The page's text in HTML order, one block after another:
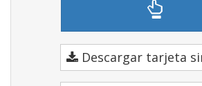
Descargar tarjeta